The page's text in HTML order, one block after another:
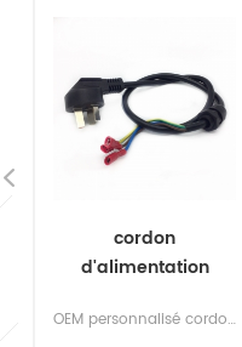
cordon
d'alimentation
borne en plastiqueOEM personnalisé cordon d'alimentation avec différents standards cordons d'alimentation électrique. contactez-nous pour télécharger le catalogue de différents types de connecteurs de cordon d'alimentation électrique.